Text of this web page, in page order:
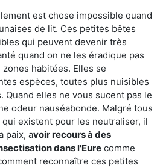
est chose impossible quand
de lit. Ces petites bêtes
qui peuvent devenir très
quand on ne les éradique pas
habitées. Elles se
espèces, toutes plus nuisibles
Quand elles ne vous sucent pas le
odeur nauséabonde. Malgré tous
existent pour les neutraliser, il
paix, avoir recours à des
dans l'Eure comme
reconnaître ces petites